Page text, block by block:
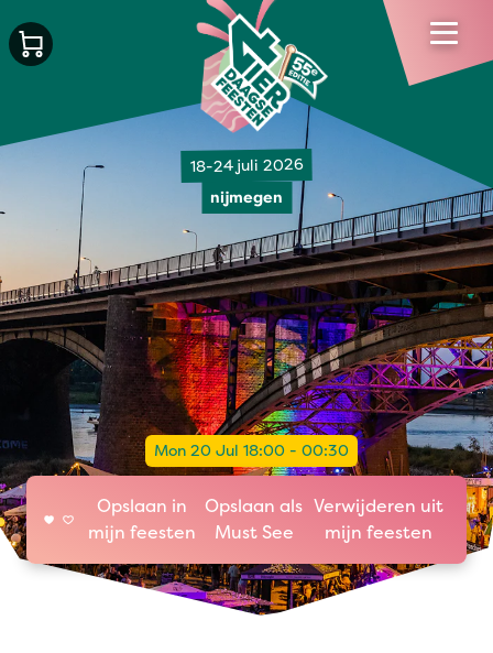
18-24 juli 2026
nijmegen
Mon 20 Jul 18:00 - 00:30
Opslaan in
mijn feesten
Opslaan als
Must See
Verwijderen uit
mijn feesten